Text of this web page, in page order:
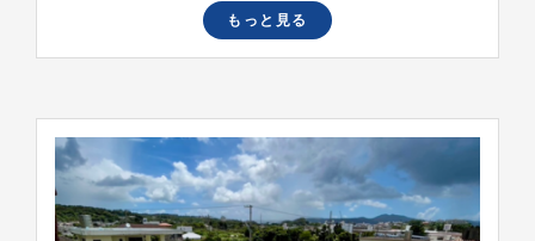
もっと見る